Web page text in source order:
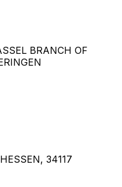
BRANCH OF
34117